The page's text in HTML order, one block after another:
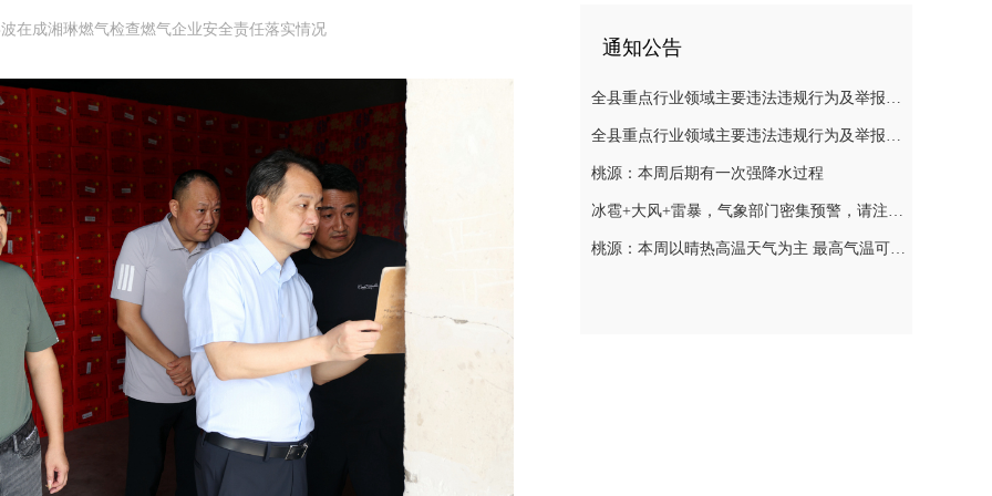
在成湘琳燃气检查燃气企业安全责任落实情况
通知公告
全县重点行业领域主要违法违规行为及举报方式通告（五）
全县重点行业领域主要违法违规行为及举报方式通告（二）
桃源：本周后期有一次强降水过程
冰雹+大风+雷暴，气象部门密集预警，请注意防范
桃源：本周以晴热高温天气为主 最高气温可达39℃